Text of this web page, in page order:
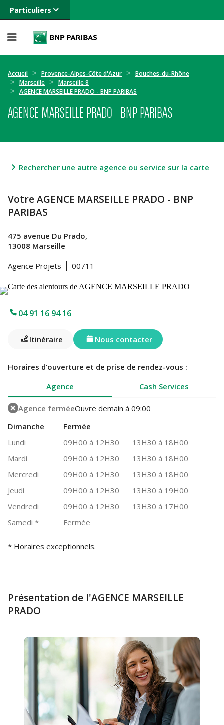
Particuliers
Banque privée
Entreprises
Accueil Provence-Alpes-Côte d'Azur
Bouches-du-Rhône
Marseille
Marseille 8
AGENCE MARSEILLE PRADO - BNP PARIBAS
AGENCE MARSEILLE PRADO - BNP PARIBAS
Rechercher une autre agence ou service sur la carte
Votre AGENCE MARSEILLE PRADO - BNP
PARIBAS
475 avenue Du Prado,
13008 Marseille
Agence Projets
00711
04 91 16 94 16
Itinéraire Nous contacter
Horaires d’ouverture et de prise de rendez-vous :
Agence
Cash Services
Agence ferméeOuvre demain à 09:00
Dimanche
Fermée
Lundi
09H00 à 12H30
13H30 à 18H00
Mardi
09H00 à 12H30
13H30 à 18H00
Mercredi
09H00 à 12H30
13H30 à 18H00
Jeudi
09H00 à 12H30
13H30 à 19H00
Vendredi
09H00 à 12H30
13H30 à 17H00
Samedi * Fermée
* Horaires exceptionnels.
Présentation de l'AGENCE MARSEILLE
PRADO